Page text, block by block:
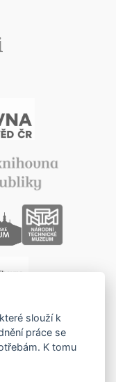
slouží k
práce se
K tomu